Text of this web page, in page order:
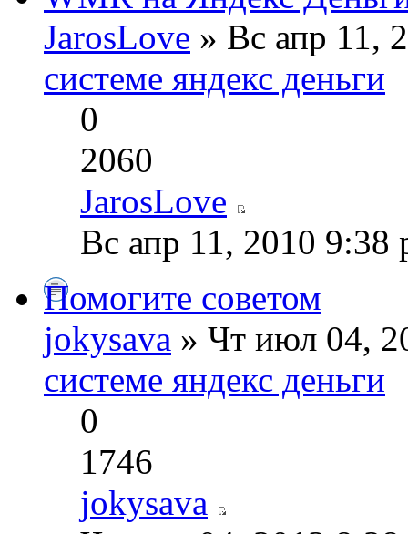
JarosLove » Вс апр 11,
системе яндекс деньги
0
2060
JarosLove
Вс апр 11, 2010 9:38
Помогите советом
jokysava » Чт июл 04,
системе яндекс деньги
0
1746
jokysava